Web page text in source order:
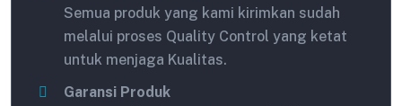
Semua produk yang kami kirimkan sudah
melalui proses Quality Control yang ketat
untuk menjaga Kualitas.
Garansi Produk